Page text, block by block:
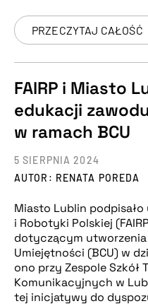
PRZECZYTAJ CAŁOŚĆ
FAIRP i Miasto
edukacji
w ramach BCU
AUTOR: RENATA POREDA
5 SIERPNIA 2024
Miasto Lublin
i Robotyki Polskiej
dotyczącym
Umiejętności (BCU) w
ono przy Zespole Szkół
Komunikacyjnych w
tej inicjatywy do